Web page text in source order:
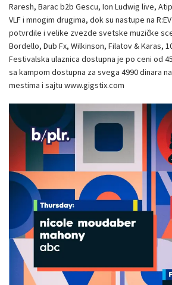
Raresh, Barac b2b Gescu, Ion Ludwig live,
VLF i mnogim drugima, dok su nastupe na
potvrdile i velike zvezde svetske muzičke
Bordello, Dub Fx, Wilkinson, Filatov & Karas,
Festivalska ulaznica dostupna je po ceni od
sa kampom dostupna za svega 4990 dinara
mestima i sajtu www.gigstix.com